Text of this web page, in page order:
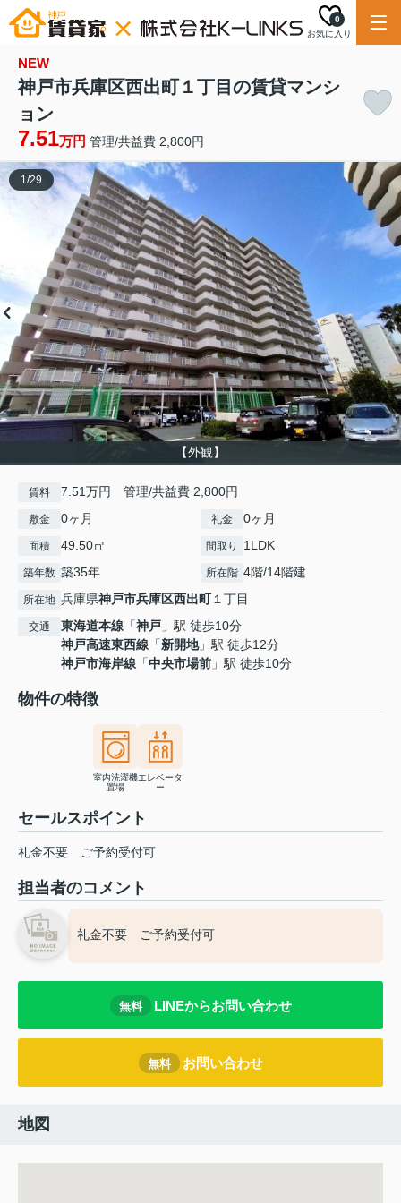
お気に入り
0
NEW
神戸市兵庫区西出町１丁目の賃貸マンシ
ョン
7.51万円 管理/共益費 2,800円
【外観】
1/29
賃料 7.51万円 管理/共益費 2,800円
敷金 0ヶ月 礼金 0ヶ月
面積 49.50㎡ 間取り 1LDK
築年数 築35年 所在階 4階/14階建
所在地 兵庫県神戸市兵庫区西出町１丁目
交通 東海道本線 「神戸 」駅 徒歩10分
神戸高速東西線 「新開地」駅 徒歩12分
神戸市海岸線 「中央市場前 」駅 徒歩10分
物件の特徴
室内洗濯機
置場
エレベータ
ー
セールスポイント
礼金不要 ご予約受付可
担当者のコメント
礼金不要 ご予約受付可
無料 LINEからお問い合わせ
無料 お問い合わせ
地図